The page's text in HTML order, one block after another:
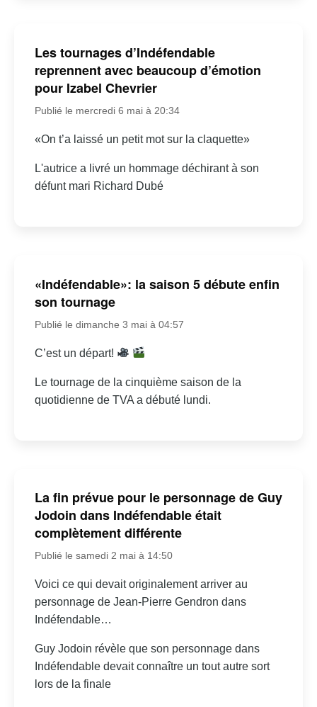
Les tournages d’Indéfendable
reprennent avec beaucoup d’émotion
pour Izabel Chevrier
Publié le mercredi 6 mai à 20:34
«On t’a laissé un petit mot sur la claquette»
L'autrice a livré un hommage déchirant à son
défunt mari Richard Dubé
«Indéfendable»: la saison 5 débute enfin
son tournage
Publié le dimanche 3 mai à 04:57
C’est un départ!
Le tournage de la cinquième saison de la
quotidienne de TVA a débuté lundi.
La fin prévue pour le personnage de Guy
Jodoin dans Indéfendable était
complètement différente
Publié le samedi 2 mai à 14:50
Voici ce qui devait originalement arriver au
personnage de Jean-Pierre Gendron dans
Indéfendable…
Guy Jodoin révèle que son personnage dans
Indéfendable devait connaître un tout autre sort
lors de la finale